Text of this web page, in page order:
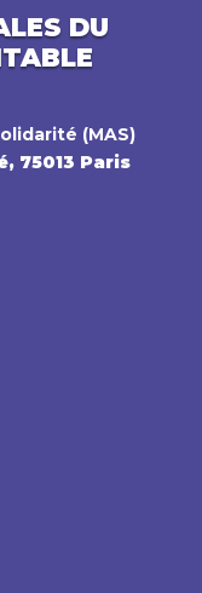
DU
(MAS)
75013 Paris